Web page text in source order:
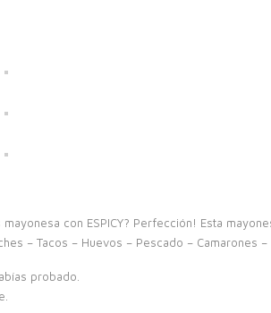
mayonesa con ESPICY? Perfección! Esta
– Tacos – Huevos – Pescado – Camarones
probado.